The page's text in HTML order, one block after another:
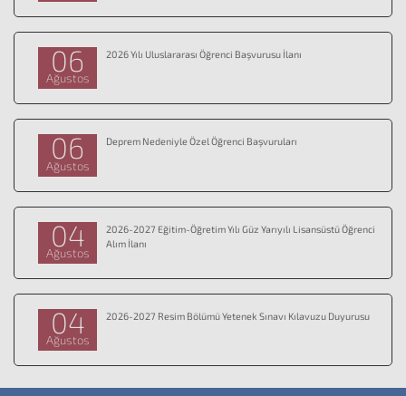
06
Ağustos
2026 Yılı Uluslararası Öğrenci Başvurusu İlanı
06
Ağustos
Deprem Nedeniyle Özel Öğrenci Başvuruları
04
Ağustos
2026-2027 Eğitim-Öğretim Yılı Güz Yarıyılı Lisansüstü Öğrenci
Alım İlanı
04
Ağustos
2026-2027 Resim Bölümü Yetenek Sınavı Kılavuzu Duyurusu